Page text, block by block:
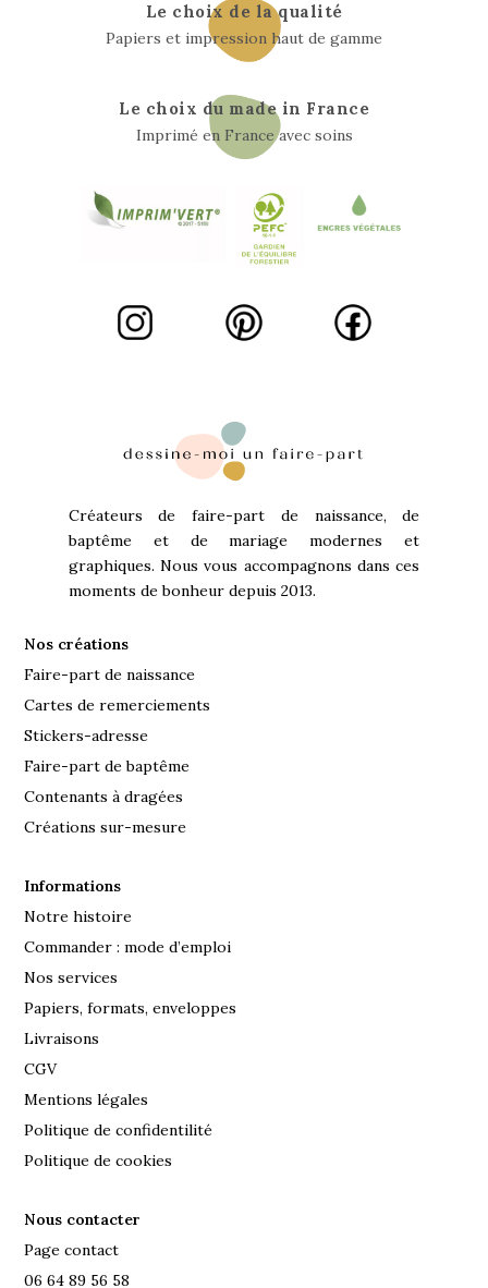
Le choix de la qualité
Papiers et impression haut de gamme
Le choix du made in France
Imprimé en France avec soins
Créateurs de faire-part de naissance, de
baptême et de mariage modernes et
graphiques. Nous vous accompagnons dans ces
moments de bonheur depuis 2013.
Nos créations
Faire-part de naissance
Cartes de remerciements
Stickers-adresse
Faire-part de baptême
Contenants à dragées
Créations sur-mesure
Informations
Notre histoire
Commander : mode d’emploi
Nos services
Papiers, formats, enveloppes
Livraisons
CGV
Mentions légales
Politique de confidentilité
Politique de cookies
Nous contacter
Page contact
06 64 89 56 58